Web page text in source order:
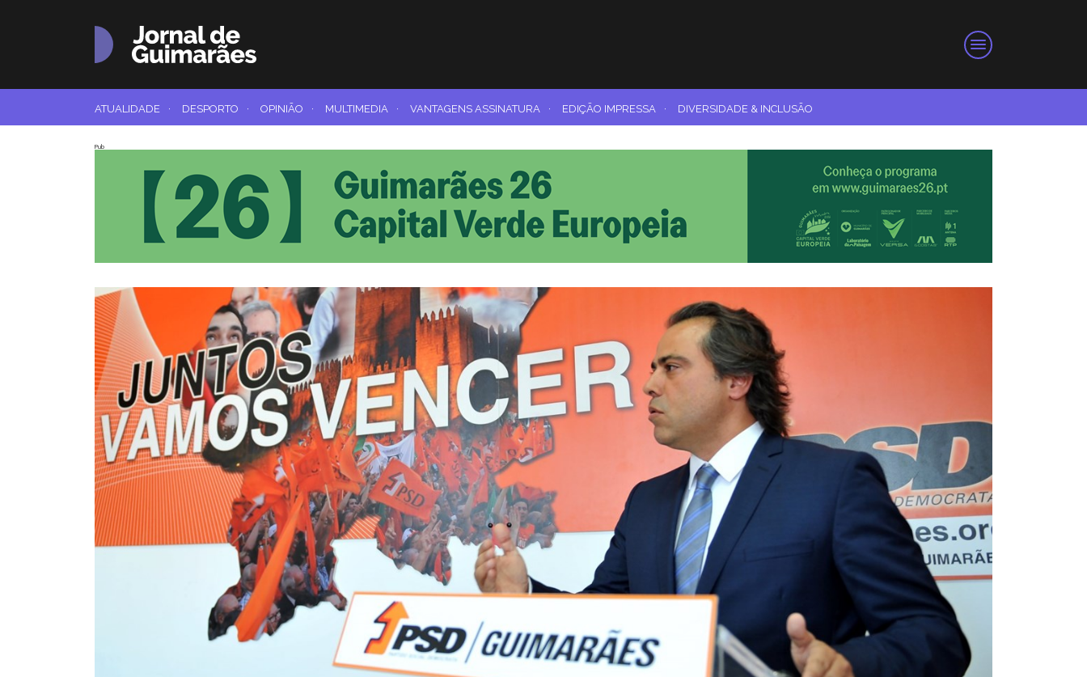
ATUALIDADE · DESPORTO · OPINIÃO · MULTIMEDIA · VANTAGENS ASSINATURA · EDIÇÃO IMPRESSA · DIVERSIDADE & INCLUSÃO
Pub